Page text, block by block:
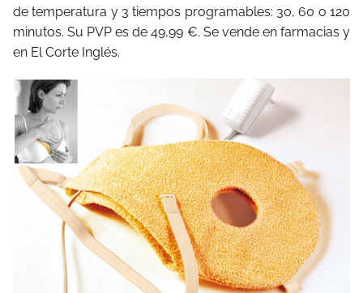
de temperatura y 3 tiempos programables: 30, 60 o 120
minutos. Su PVP es de 49,99 €. Se vende en farmacias y
en El Corte Inglés.